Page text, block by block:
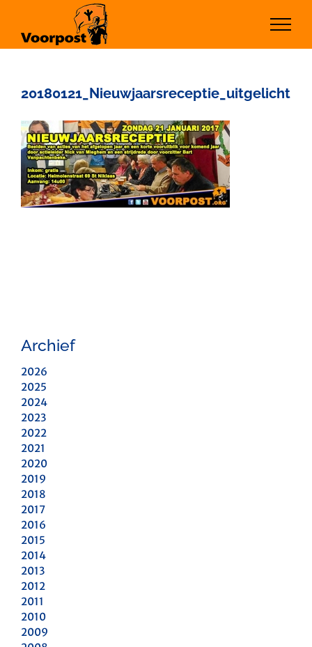
inhoud
20180121_Nieuwjaarsreceptie_uitgelicht
Archief
2026
2025
2024
2023
2022
2021
2020
2019
2018
2017
2016
2015
2014
2013
2012
2011
2010
2009